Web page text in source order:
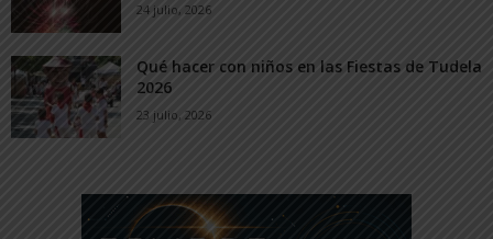
24 julio, 2026
Qué hacer con niños en las Fiestas de Tudela
2026
23 julio, 2026